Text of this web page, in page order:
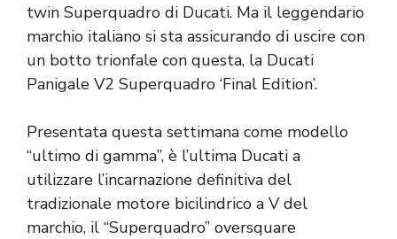
twin Superquadro di Ducati. Ma il leggendario
marchio italiano si sta assicurando di uscire con
un botto trionfale con questa, la Ducati
Panigale V2 Superquadro ‘Final Edition’.
Presentata questa settimana come modello
“ultimo di gamma”, è l’ultima Ducati a
utilizzare l’incarnazione definitiva del
tradizionale motore bicilindrico a V del
marchio, il “Superquadro” oversquare